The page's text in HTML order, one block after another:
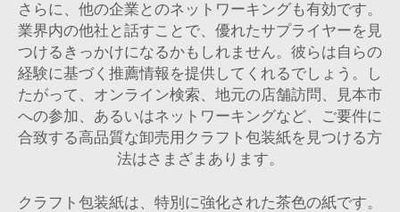
さらに、他の企業とのネットワーキングも有効です。
業界内の他社と話すことで、優れたサプライヤーを見
つけるきっかけになるかもしれません。彼らは自らの
経験に基づく推薦情報を提供してくれるでしょう。し
たがって、オンライン検索、地元の店舗訪問、見本市
への参加、あるいはネットワーキングなど、ご要件に
合致する高品質な卸売用クラフト包装紙を見つける方
法はさまざまあります。
クラフト包装紙は、特別に強化された茶色の紙です。